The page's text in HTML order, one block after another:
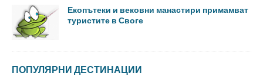
Екопътеки и вековни манастири примамват
туристите в Своге
ПОПУЛЯРНИ ДЕСТИНАЦИИ